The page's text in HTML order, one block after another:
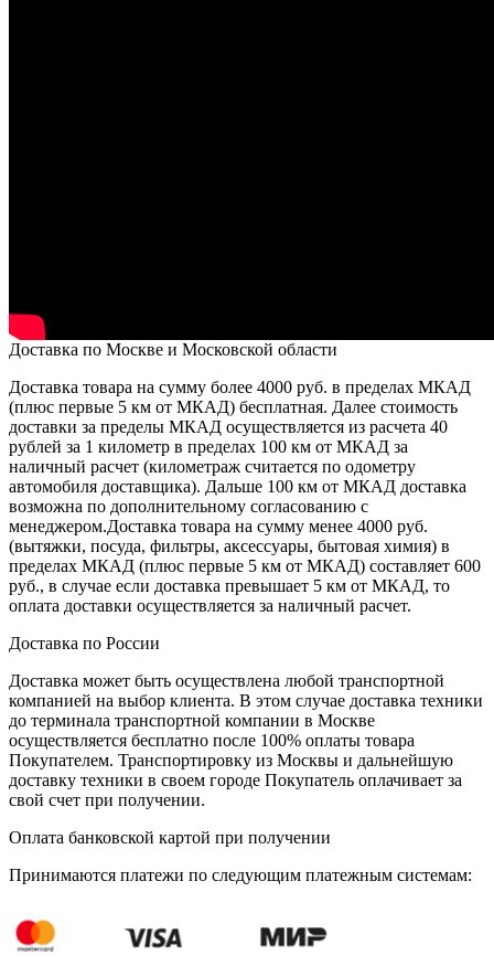
Доставка по Москве и Московской области
Доставка товара на сумму более 4000 руб. в пределах МКАД
(плюс первые 5 км от МКАД) бесплатная. Далее стоимость
доставки за пределы МКАД осуществляется из расчета 40
рублей за 1 километр в пределах 100 км от МКАД за
наличный расчет (километраж считается по одометру
автомобиля доставщика). Дальше 100 км от МКАД доставка
возможна по дополнительному согласованию с
менеджером.Доставка товара на сумму менее 4000 руб.
(вытяжки, посуда, фильтры, аксессуары, бытовая химия) в
пределах МКАД (плюс первые 5 км от МКАД) составляет 600
руб., в случае если доставка превышает 5 км от МКАД, то
оплата доставки осуществляется за наличный расчет.
Доставка по России
Доставка может быть осуществлена любой транспортной
компанией на выбор клиента. В этом случае доставка техники
до терминала транспортной компании в Москве
осуществляется бесплатно после 100% оплаты товара
Покупателем. Транспортировку из Москвы и дальнейшую
доставку техники в своем городе Покупатель оплачивает за
свой счет при получении.
Оплата банковской картой при получении
Принимаются платежи по следующим платежным системам: